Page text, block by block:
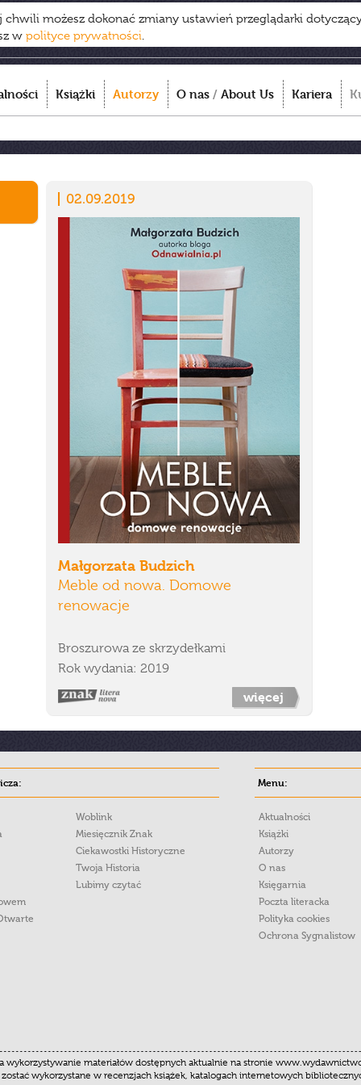
chwili możesz dokonać zmiany ustawień przeglądarki
w polityce prywatności.
Książki Autorzy O nas / About Us Kariera
02.09.2019
Małgorzata Budzich
Meble od nowa. Domowe
renowacje
Broszurowa ze skrzydełkami
Rok wydania: 2019
więcej
Woblink
Miesięcznik Znak
Ciekawostki Historyczne
Twoja Historia
Lubimy czytać
Menu:
Aktualności
Książki
Autorzy
O nas
Księgarnia
Poczta literacka
Polityka cookies
Ochrona Sygnalistow
wykorzystywanie materiałów dostępnych aktualnie na stronie
wykorzystane w recenzjach książek, katalogach internetowych